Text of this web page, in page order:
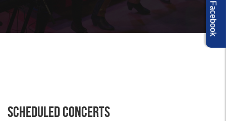
Scheduled concerts
Facebook